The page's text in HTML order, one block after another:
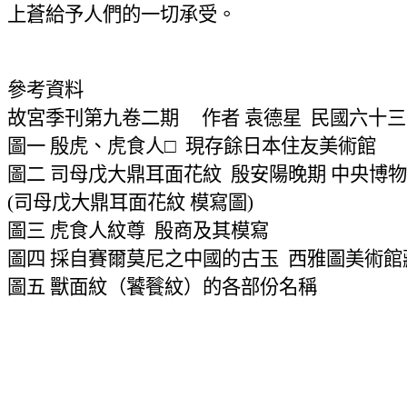
上蒼給予人們的一切承受。
參考資料
故宮季刊第九卷二期
作者 袁德星
民國六十
圖一 殷虎、虎食人□ 現存餘日本住友美術館
圖二 司母戊大鼎耳面花紋 殷安陽晚期 中央博
(司母戊大鼎耳面花紋 模寫圖)
圖三 虎食人紋尊 殷商及其模寫
圖四 採自賽爾莫尼之中國的古玉 西雅圖美術館
圖五 獸面紋（饕餮紋）的各部份名稱